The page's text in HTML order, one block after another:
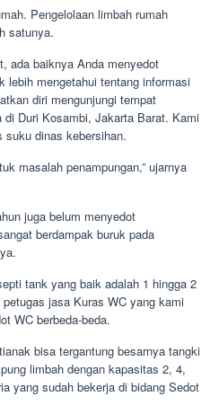
Pengelolaan limbah rumah
satunya.
ada baiknya Anda menyedot
lebih mengetahui tentang informasi
diri mengunjungi tempat
di Duri Kosambi, Jakarta Barat. Kami
suku dinas kebersihan.
masalah penampungan,” ujarnya
juga belum menyedot
berdampak buruk pada
tank yang baik adalah 1 hingga 2
jasa Kuras WC yang kami
WC berbeda-beda.
bisa tergantung besarnya tangki
limbah dengan kapasitas 2, 4,
yang sudah bekerja di bidang Sedot